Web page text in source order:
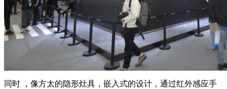
同时 ，像方太的隐形灶具，嵌入式的设计，通过红外感应手